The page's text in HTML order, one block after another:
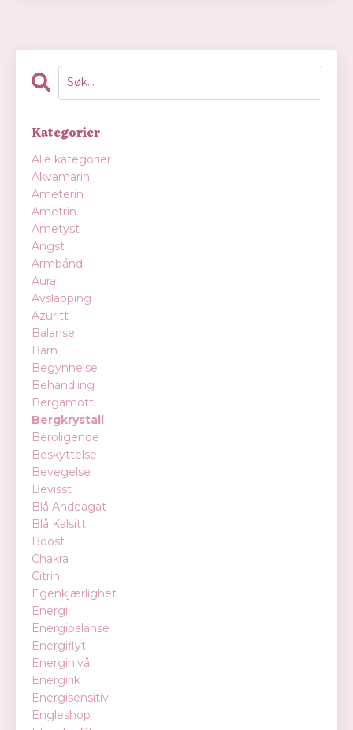
Kategorier
Alle kategorier
Akvamarin
Ameterin
Ametrin
Ametyst
Angst
Armbånd
Aura
Avslapping
Azuritt
Balanse
Barn
Begynnelse
Behandling
Bergamott
Bergkrystall
Beroligende
Beskyttelse
Bevegelse
Bevisst
Blå Andeagat
Blå Kalsitt
Boost
Chakra
Citrin
Egenkjærlighet
Energi
Energibalanse
Energiflyt
Energinivå
Energirik
Energisensitiv
Engleshop